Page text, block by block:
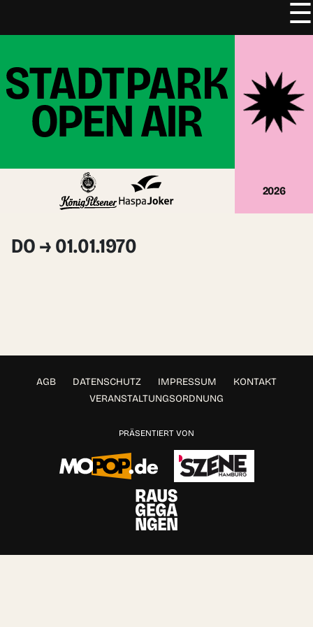
springen
2026
☰
DO → 01.01.1970
AGB DATENSCHUTZ IMPRESSUM
KONTAKT
VERANSTALTUNGSORDNUNG
PRÄSENTIERT VON